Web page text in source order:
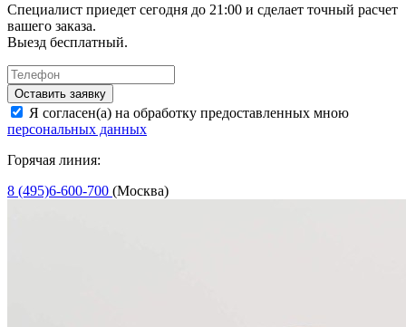
Специалист приедет сегодня до 21:00 и сделает точный расчет
вашего заказа.
Выезд бесплатный.
Оставить заявку
Я согласен(а) на обработку предоставленных мною
персональных данных
Горячая линия:
8 (495)6-600-700 (Москва)